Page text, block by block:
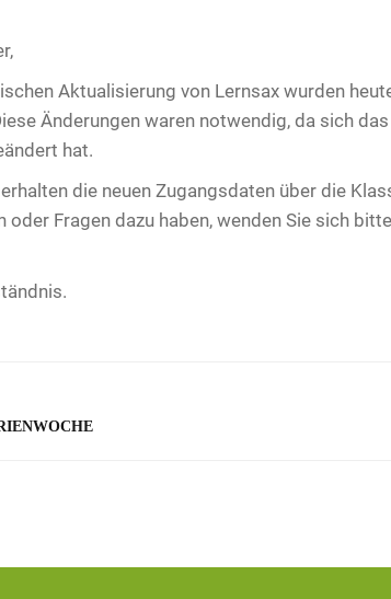
Aktualisierung von Lernsax wurden
Änderungen waren notwendig, da sich
hat.
die neuen Zugangsdaten über die
oder Fragen dazu haben, wenden Sie sich